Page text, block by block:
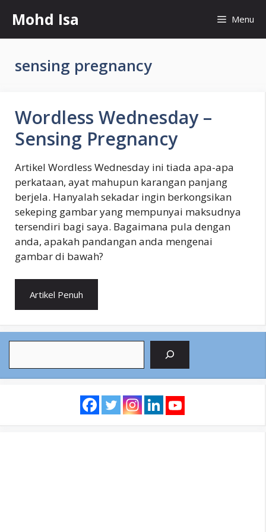
content
Mohd Isa Menu
sensing pregnancy
Wordless Wednesday –
Sensing Pregnancy
Artikel Wordless Wednesday ini tiada apa-apa
perkataan, ayat mahupun karangan panjang
berjela. Hanyalah sekadar ingin berkongsikan
sekeping gambar yang mempunyai maksudnya
tersendiri bagi saya. Bagaimana pula dengan
anda, apakah pandangan anda mengenai
gambar di bawah?
Artikel Penuh